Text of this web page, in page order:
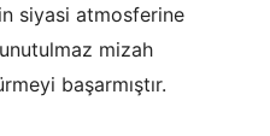
siyasi atmosferine
mizah
başarmıştır.